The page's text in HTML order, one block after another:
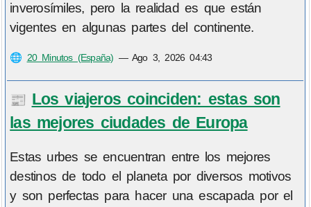
inverosímiles, pero la realidad es que están
vigentes en algunas partes del continente.
🌐 20 Minutos (España) —Ago 3, 2026 04:43
📰 Los viajeros coinciden: estas son
las mejores ciudades de Europa
Estas urbes se encuentran entre los mejores
destinos de todo el planeta por diversos motivos
y son perfectas para hacer una escapada por el